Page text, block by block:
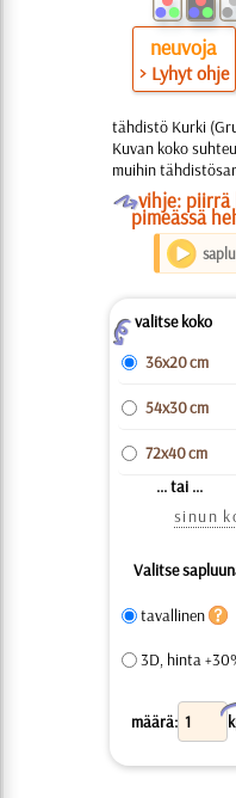
neuvoja
> Lyhyt ohje
tähdistö Kurki
Kuvan koko
muihin
Ovihje: piirrä
pimeässä
Zvalitse koko
36x20 cm
54x30 cm
72x40 cm
... tai ...
sinun
Valitse
tavallinen
3D, hinta
määrä: